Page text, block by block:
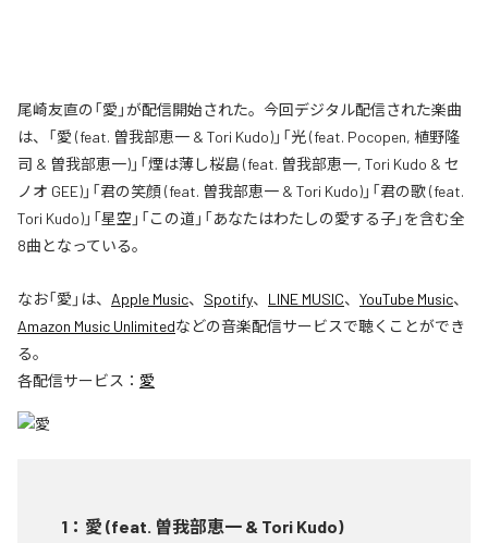
尾崎友直の「愛」が配信開始された。今回デジタル配信された楽曲
は、「愛 (feat. 曽我部恵一 & Tori Kudo)」「光 (feat. Pocopen, 植野隆
司 & 曽我部恵一)」「煙は薄し桜島 (feat. 曽我部恵一, Tori Kudo & セ
ノオ GEE)」「君の笑顔 (feat. 曽我部恵一 & Tori Kudo)」「君の歌 (feat.
Tori Kudo)」「星空」「この道」「あなたはわたしの愛する子」を含む全
8曲となっている。
なお「愛 」は、 Apple Music、 Spotify、 LINE MUSIC、 YouTube Music、
Amazon Music Unlimitedなどの音楽配信サービスで聴くことができ
る。
各配信サービス： 愛
1 ： 愛 (feat. 曽我部恵一 & Tori Kudo)